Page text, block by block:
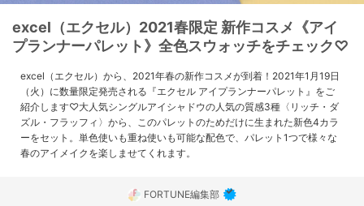
excel（エクセル）2021春限定 新作コスメ《アイ
プランナーパレット》全色スウォッチをチェック♡
excel（エクセル）から、2021年春の新作コスメが到着！2021年1月19日
（火）に数量限定発売される『エクセル アイプランナーパレット』をご
紹介します♡大人気シングルアイシャドウの人気の質感3種〈リッチ・ダ
ズル・フラッフィ〉から、このパレットのためだけに生まれた新色4カラ
ーをセット。単色使いも重ね使いも可能な配色で、パレット1つで様々な
春のアイメイクを楽しませてくれます。
FORTUNE編集部